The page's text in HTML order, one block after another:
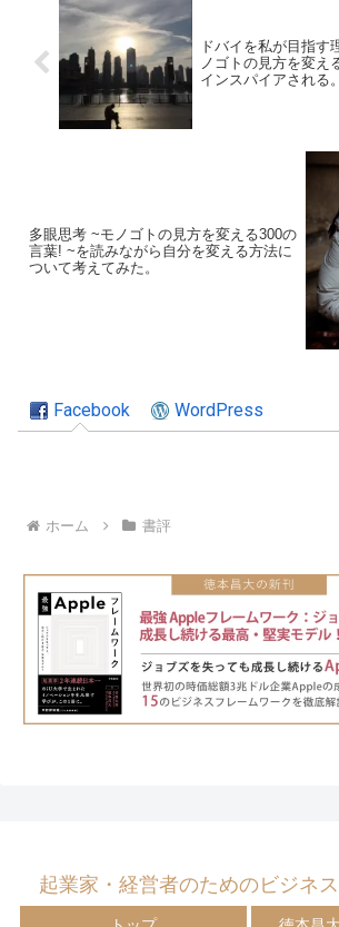
ドバイを私が目指す
ノゴトの見方を変え
インスパイアされる。
多眼思考 ~モノゴトの見方を変える300の
言葉! ~を読みながら自分を変える方法に
ついて考えてみた。
Facebook WordPress
ホーム 書評
起業家・経営者のためのビジネ